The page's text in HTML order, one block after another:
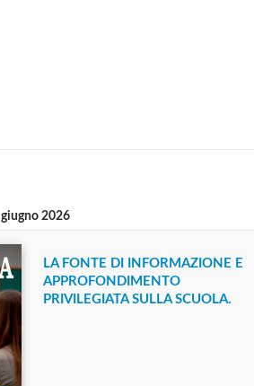
giugno 2026
LA FONTE DI INFORMAZIONE E
APPROFONDIMENTO
PRIVILEGIATA SULLA SCUOLA.